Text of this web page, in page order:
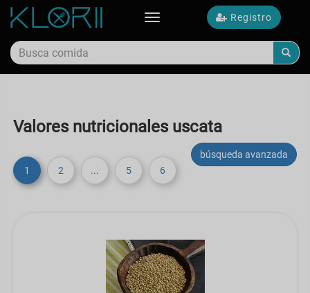
Registro
Toggle
Valores nutricionales uscata
búsqueda avanzada
1
2 ... 5 6